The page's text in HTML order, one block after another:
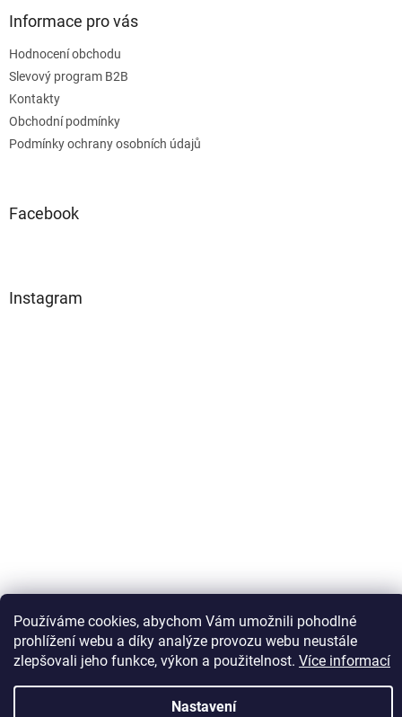
Používáme cookies, abychom Vám umožnili pohodlné
prohlížení webu a díky analýze provozu webu neustále
zlepšovali jeho funkce, výkon a použitelnost. Více informací
Nastavení
Informace pro vás
Hodnocení obchodu
Slevový program B2B
Kontakty
Obchodní podmínky
Podmínky ochrany osobních údajů
Facebook
Instagram
Sledovat na Instagramu